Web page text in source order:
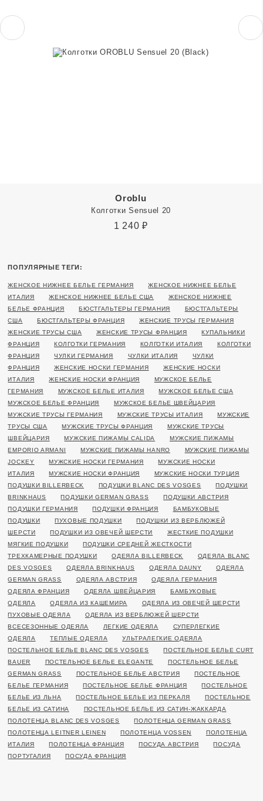
Oroblu
Колготки Sensuel 20
1 240 ₽
ПОПУЛЯРНЫЕ ТЕГИ:
ЖЕНСКОЕ НИЖНЕЕ БЕЛЬЕ ГЕРМАНИЯ
ЖЕНСКОЕ НИЖНЕЕ БЕЛЬЕ
ИТАЛИЯ
ЖЕНСКОЕ НИЖНЕЕ БЕЛЬЕ США
ЖЕНСКОЕ НИЖНЕЕ
БЕЛЬЕ ФРАНЦИЯ
БЮСТГАЛЬТЕРЫ ГЕРМАНИЯ
БЮСТГАЛЬТЕРЫ
США
БЮСТГАЛЬТЕРЫ ФРАНЦИЯ
ЖЕНСКИЕ ТРУСЫ ГЕРМАНИЯ
ЖЕНСКИЕ ТРУСЫ США
ЖЕНСКИЕ ТРУСЫ ФРАНЦИЯ
КУПАЛЬНИКИ
ФРАНЦИЯ
КОЛГОТКИ ГЕРМАНИЯ КОЛГОТКИ ИТАЛИЯ
КОЛГОТКИ
ФРАНЦИЯ
ЧУЛКИ ГЕРМАНИЯ ЧУЛКИ ИТАЛИЯ
ЧУЛКИ
ФРАНЦИЯ
ЖЕНСКИЕ НОСКИ ГЕРМАНИЯ
ЖЕНСКИЕ НОСКИ
ИТАЛИЯ
ЖЕНСКИЕ НОСКИ ФРАНЦИЯ
МУЖСКОЕ БЕЛЬЕ
ГЕРМАНИЯ
МУЖСКОЕ БЕЛЬЕ ИТАЛИЯ
МУЖСКОЕ БЕЛЬЕ США
МУЖСКОЕ БЕЛЬЕ ФРАНЦИЯ
МУЖСКОЕ БЕЛЬЕ ШВЕЙЦАРИЯ
МУЖСКИЕ ТРУСЫ ГЕРМАНИЯ
МУЖСКИЕ ТРУСЫ ИТАЛИЯ
МУЖСКИЕ
ТРУСЫ США
МУЖСКИЕ ТРУСЫ ФРАНЦИЯ
МУЖСКИЕ ТРУСЫ
ШВЕЙЦАРИЯ
МУЖСКИЕ ПИЖАМЫ CALIDA
МУЖСКИЕ ПИЖАМЫ
EMPORIO ARMANI
МУЖСКИЕ ПИЖАМЫ HANRO
МУЖСКИЕ ПИЖАМЫ
JOCKEY
МУЖСКИЕ НОСКИ ГЕРМАНИЯ
МУЖСКИЕ НОСКИ
ИТАЛИЯ
МУЖСКИЕ НОСКИ ФРАНЦИЯ
МУЖСКИЕ НОСКИ ТУРЦИЯ
ПОДУШКИ BILLERBECK
ПОДУШКИ BLANC DES VOSGES
ПОДУШКИ
BRINKHAUS
ПОДУШКИ GERMAN GRASS
ПОДУШКИ АВСТРИЯ
ПОДУШКИ ГЕРМАНИЯ
ПОДУШКИ ФРАНЦИЯ
БАМБУКОВЫЕ
ПОДУШКИ
ПУХОВЫЕ ПОДУШКИ
ПОДУШКИ ИЗ ВЕРБЛЮЖЕЙ
ШЕРСТИ
ПОДУШКИ ИЗ ОВЕЧЕЙ ШЕРСТИ
ЖЕСТКИЕ ПОДУШКИ
МЯГКИЕ ПОДУШКИ
ПОДУШКИ СРЕДНЕЙ ЖЕСТКОСТИ
ТРЕХКАМЕРНЫЕ ПОДУШКИ
ОДЕЯЛА BILLERBECK
ОДЕЯЛА BLANC
DES VOSGES
ОДЕЯЛА BRINKHAUS ОДЕЯЛА DAUNY
ОДЕЯЛА
GERMAN GRASS
ОДЕЯЛА АВСТРИЯ
ОДЕЯЛА ГЕРМАНИЯ
ОДЕЯЛА ФРАНЦИЯ
ОДЕЯЛА ШВЕЙЦАРИЯ
БАМБУКОВЫЕ
ОДЕЯЛА
ОДЕЯЛА ИЗ КАШЕМИРА
ОДЕЯЛА ИЗ ОВЕЧЕЙ ШЕРСТИ
ПУХОВЫЕ ОДЕЯЛА
ОДЕЯЛА ИЗ ВЕРБЛЮЖЕЙ ШЕРСТИ
ВСЕСЕЗОННЫЕ ОДЕЯЛА
ЛЕГКИЕ ОДЕЯЛА
СУПЕРЛЕГКИЕ
ОДЕЯЛА
ТЕПЛЫЕ ОДЕЯЛА
УЛЬТРАЛЕГКИЕ ОДЕЯЛА
ПОСТЕЛЬНОЕ БЕЛЬЕ BLANC DES VOSGES
ПОСТЕЛЬНОЕ БЕЛЬЕ CURT
BAUER
ПОСТЕЛЬНОЕ БЕЛЬЕ ELEGANTE
ПОСТЕЛЬНОЕ БЕЛЬЕ
GERMAN GRASS
ПОСТЕЛЬНОЕ БЕЛЬЕ АВСТРИЯ
ПОСТЕЛЬНОЕ
БЕЛЬЕ ГЕРМАНИЯ
ПОСТЕЛЬНОЕ БЕЛЬЕ ФРАНЦИЯ
ПОСТЕЛЬНОЕ
БЕЛЬЕ ИЗ ЛЬНА
ПОСТЕЛЬНОЕ БЕЛЬЕ ИЗ ПЕРКАЛЯ
ПОСТЕЛЬНОЕ
БЕЛЬЕ ИЗ САТИНА
ПОСТЕЛЬНОЕ БЕЛЬЕ ИЗ САТИН-ЖАККАРДА
ПОЛОТЕНЦА BLANC DES VOSGES
ПОЛОТЕНЦА GERMAN GRASS
ПОЛОТЕНЦА LEITNER LEINEN
ПОЛОТЕНЦА VOSSEN
ПОЛОТЕНЦА
ИТАЛИЯ
ПОЛОТЕНЦА ФРАНЦИЯ ПОСУДА АВСТРИЯ
ПОСУДА
ПОРТУГАЛИЯ
ПОСУДА ФРАНЦИЯ